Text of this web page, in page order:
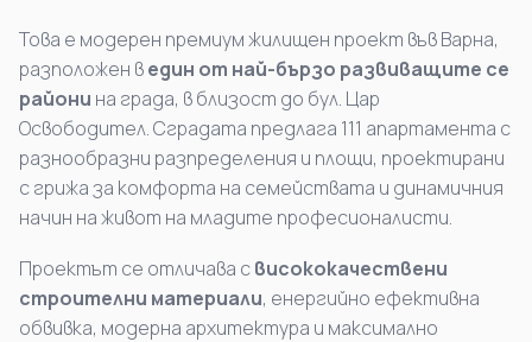
Това е модерен премиум жилищен проект във Варна,
разположен ведин от най-бързо развиващите се
райони на града, в близост до бул. Цар
Освободител. Сградата предлага 111 апартамента с
разнообразни разпределения и площи, проектирани
с грижа за комфорта на семействата и динамичния
начин на живот на младите професионалисти.
Проектът се отличава свисококачествени
строителни материали, енергийно ефективна
обвивка, модерна архитектура и максимално